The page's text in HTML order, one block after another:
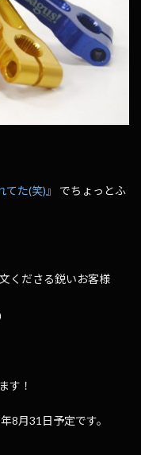
た(笑)』
でちょっとふ
くださる鋭いお客様
す！
8月31日予定です。